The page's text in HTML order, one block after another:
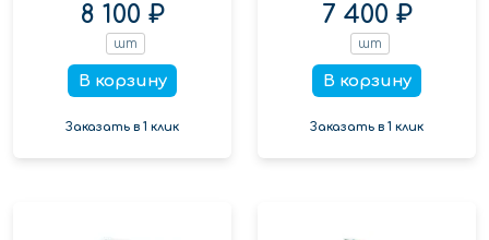
8 100 ₽
шт
В корзину
Заказать в 1 клик
7 400 ₽
шт
В корзину
Заказать в 1 клик